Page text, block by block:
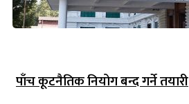
पाँच कूटनैतिक नियोग बन्द गर्ने तयारी